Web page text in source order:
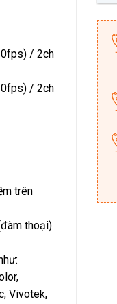
/ 2ch
/ 2ch
trên
thoại)
Vivotek,